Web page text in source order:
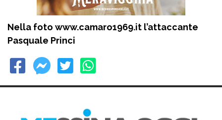
Nella foto www.camaro1969.it l’attaccante
Pasquale Princi